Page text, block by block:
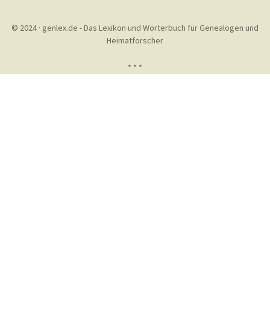
© 2024 · genlex.de - Das Lexikon und Wörterbuch für Genealogen und
Heimatforscher
* * *